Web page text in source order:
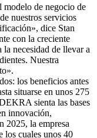
modelo de negocio de
nuestros servicios
dice Stan
con la creciente
necesidad de llevar a
Nuestra
los beneficios antes
situarse en unos 275
sienta las bases
innovación,
2025, la empresa
los cuales unos 40